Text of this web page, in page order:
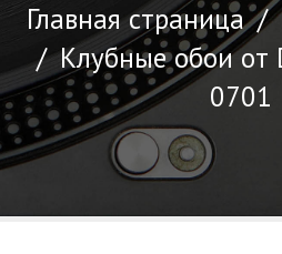
Главная страница /
/Клубные обои от
0701